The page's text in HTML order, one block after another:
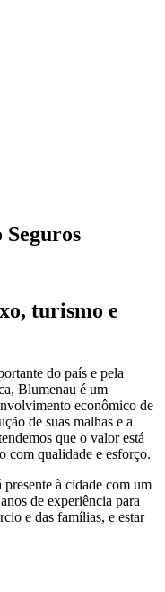
turismo e
do país e pela
Blumenau é um
econômico de
de suas malhas e a
que o valor está
com qualidade e esforço.
à cidade com um
de experiência para
e das famílias, e estar